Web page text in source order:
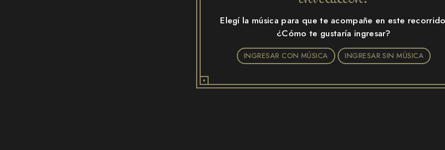
CLASE 2026
FALTAN
DÍAS HORAS MIN SEG
Elegí la música para que te acompañe en este
¿Cómo te gustaría ingresar?
INGRESAR CON MÚSICA INGRESAR SIN MÚSICA